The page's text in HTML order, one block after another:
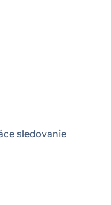
sledovanie